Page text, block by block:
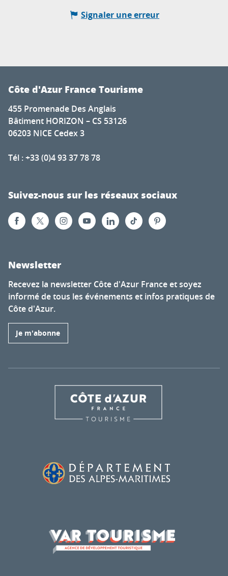
Signaler une erreur
Côte d'Azur France Tourisme
455 Promenade Des Anglais
Bâtiment HORIZON – CS 53126
06203 NICE Cedex 3
Tél : +33 (0)4 93 37 78 78
Suivez-nous sur les réseaux sociaux
Newsletter
Recevez la newsletter Côte d'Azur France et soyez
informé de tous les événements et infos pratiques de
Côte d'Azur.
Je m'abonne